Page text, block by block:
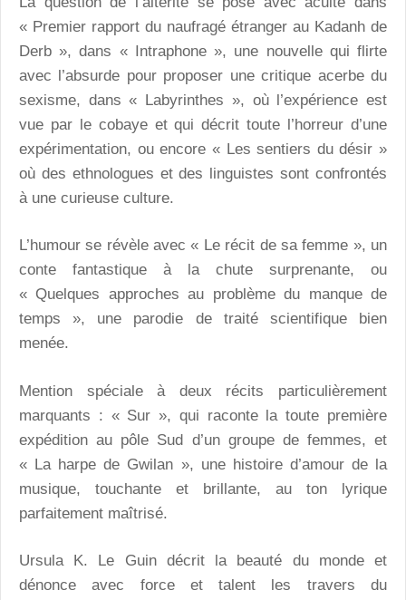
« Premier rapport du naufragé étranger au Kadanh de
Derb », dans « Intraphone », une nouvelle qui flirte
avec l’absurde pour proposer une critique acerbe du
sexisme, dans « Labyrinthes », où l’expérience est
vue par le cobaye et qui décrit toute l’horreur d’une
expérimentation, ou encore « Les sentiers du désir »
où des ethnologues et des linguistes sont confrontés
à une curieuse culture.
L’humour se révèle avec « Le récit de sa femme », un
conte fantastique à la chute surprenante, ou
« Quelques approches au problème du manque de
temps », une parodie de traité scientifique bien
menée.
Mention spéciale à deux récits particulièrement
marquants : « Sur », qui raconte la toute première
expédition au pôle Sud d’un groupe de femmes, et
« La harpe de Gwilan », une histoire d’amour de la
musique, touchante et brillante, au ton lyrique
parfaitement maîtrisé.
Ursula K. Le Guin décrit la beauté du monde et
dénonce avec force et talent les travers du